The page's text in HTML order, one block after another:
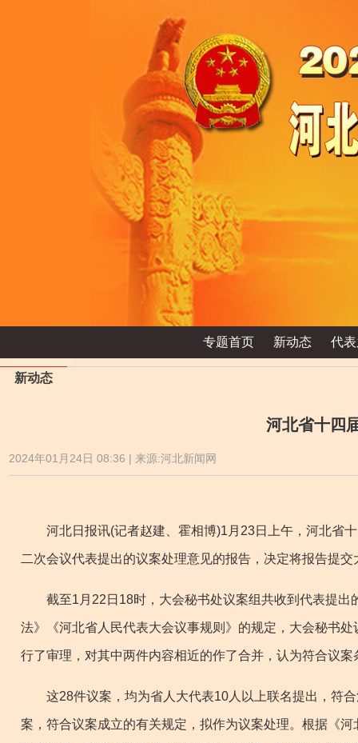
专题首页 新动态 代
新动态
河北省十四
2024年01月24日 08:36 | 来源:河北新闻网
河北日报讯(记者赵建、霍相博)1月23日上午，河北省十
二次会议代表提出的议案处理意见的报告，决定将报告提
截至1月22日18时，大会秘书处议案组共收到代表提出
法》《河北省人民代表大会议事规则》的规定，大会秘书
行了审理，对其中两件内容相近的作了合并，认为符合议案
这28件议案，均为省人大代表10人以上联名提出，符合
案，符合议案成立的有关规定，拟作为议案处理。根据《